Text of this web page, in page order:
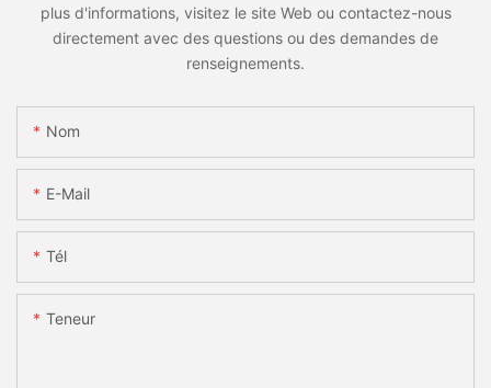
plus d'informations, visitez le site Web ou contactez-nous
directement avec des questions ou des demandes de
renseignements.
Nom
E-Mail
Tél
Teneur